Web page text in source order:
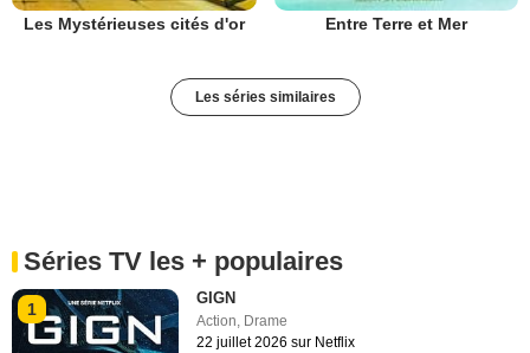
Les Mystérieuses cités d'or Entre Terre et Mer
Les séries similaires
Séries TV les + populaires
1
GIGN
Action, Drame
22 juillet 2026 sur Netflix